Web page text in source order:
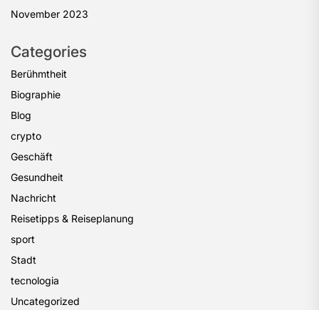
November 2023
Categories
Berühmtheit
Biographie
Blog
crypto
Geschäft
Gesundheit
Nachricht
Reisetipps & Reiseplanung
sport
Stadt
tecnologia
Uncategorized